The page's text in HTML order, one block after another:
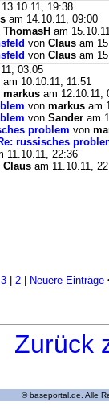
19:38
am 14.10.11, 09:00
ThomasH am
von Claus am
von Claus am
03:05
am 10.10.11, 11:51
markus am 12.10.11,
von markus am
von Sander am
problem von
russisches
11.10.11, 22:36
Claus am 11.10.11,
3 2 Neuere Einträge
Zurück
© baseportal.de. Alle